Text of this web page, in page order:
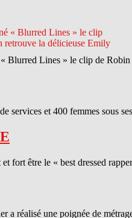
Blurred Lines » le clip de
services et 400 femmes sous
être le « best dressed
a réalisé une poignée de